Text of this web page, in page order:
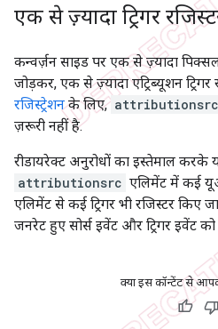
एक से ज़्यादा ट्रिगर
कन्वर्ज़न साइड पर एक से ज़्यादा
जोड़कर, एक से ज़्यादा एट्रिब्यूशन
रजिस्ट्रेशनके लिए, attributionsrc
ज़रूरी नहीं है.
रीडायरेक्ट अनुरोधों का इस्तेमाल करके
attributionsrc एलिमेंट में कई
एलिमेंट से कई ट्रिगर भी रजिस्टर
जनरेट हुए सोर्स इवेंट और ट्रिगर इवेंट
क्या इस कॉन्टेंट से